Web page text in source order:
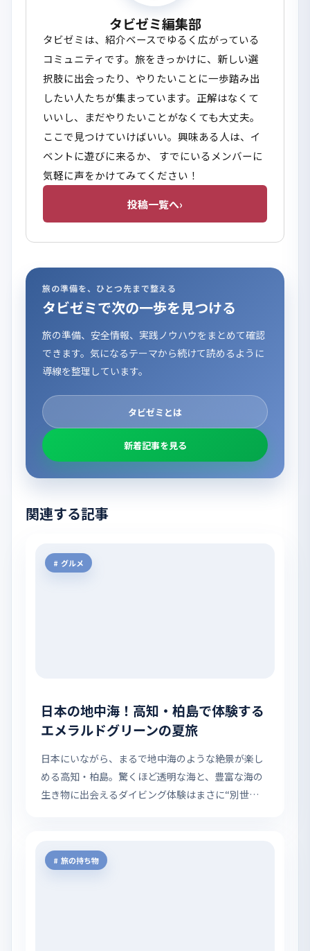
タビゼミ編集部
タビゼミは、紹介ベースでゆるく広がっている
コミュニティです。旅をきっかけに、新しい選
択肢に出会ったり、やりたいことに一歩踏み出
したい人たちが集まっています。正解はなくて
いいし、まだやりたいことがなくても大丈夫。
ここで見つけていけばいい。興味ある人は、イ
ベントに遊びに来るか、 すでにいるメンバーに
気軽に声をかけてみてください！
投稿一覧へ›
旅の準備を、ひとつ先まで整える
タビゼミで次の一歩を見つける
旅の準備、安全情報、実践ノウハウをまとめて確認
できます。気になるテーマから続けて読めるように
導線を整理しています。
タビゼミとは
新着記事を見る
関連する記事
グルメ
日本の地中海！高知・柏島で体験する
エメラルドグリーンの夏旅
日本にいながら、まるで地中海のような絶景が楽し
める高知・柏島。驚くほど透明な海と、豊富な海の
生き物に出会えるダイビング体験はまさに“別世
な夏の旅をご紹介します。
旅の持ち物